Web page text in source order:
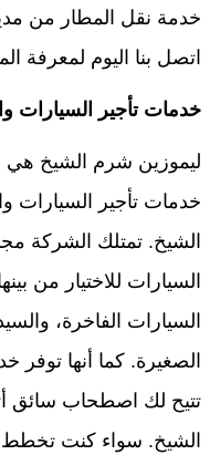
خدمة نقل المطار من
اتصل بنا اليوم لمعرفة
خدمات تأجير السيارات
ليموزين شرم الشيخ هي
خدمات تأجير السيارات
الشيخ. تمتلك الشركة
السيارات للاختيار من
السيارات الفاخرة،
الصغيرة. كما أنها توفر
تتيح لك اصطحاب سائق
الشيخ. سواء كنت تخطط